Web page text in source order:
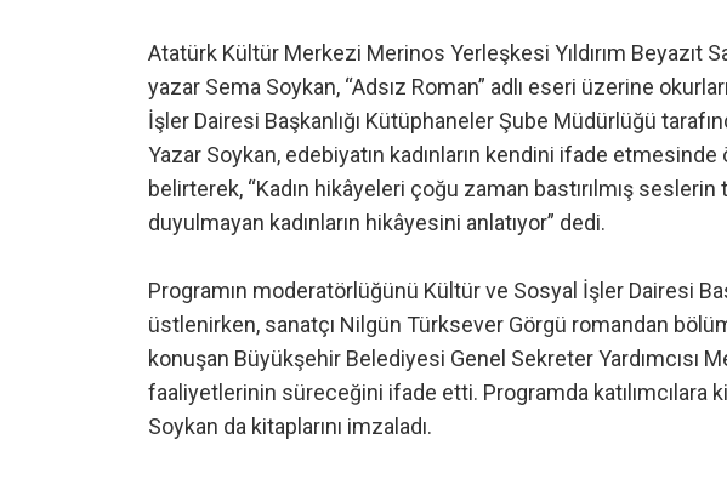
Atatürk Kültür Merkezi Merinos Yerleşkesi Yıldırım Beyazıt
yazar Sema Soykan, “Adsız Roman” adlı eseri üzerine
İşler Dairesi Başkanlığı Kütüphaneler Şube Müdürlüğü
Yazar Soykan, edebiyatın kadınların kendini ifade
belirterek, “Kadın hikâyeleri çoğu zaman bastırılmış seslerin
duyulmayan kadınların hikâyesini anlatıyor” dedi.
Programın moderatörlüğünü Kültür ve Sosyal İşler Dairesi
üstlenirken, sanatçı Nilgün Türksever Görgü romandan
konuşan Büyükşehir Belediyesi Genel Sekreter Yardımcısı
faaliyetlerinin süreceğini ifade etti. Programda katılımcılara
Soykan da kitaplarını imzaladı.